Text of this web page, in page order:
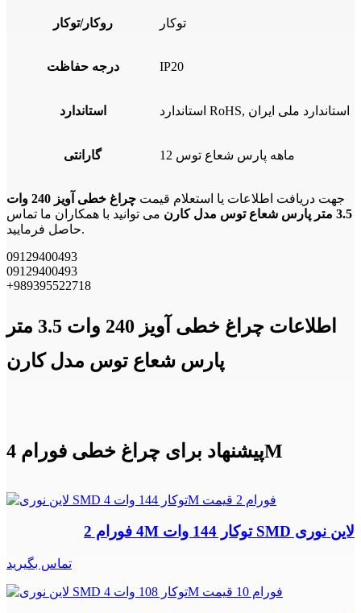
روکار/توکار توکار
درجه حفاظت IP20
استاندارد استاندارد RoHS, استاندارد ملی ایران
گارانتی 12 ماهه پارس شعاع توس
جهت دریافت اطلاعات یا استعلام قیمت
چراغ خطی آویز 240 وات
3.5 متر پارس شعاع توس مدل کارن
می توانید با همکاران ما تماس
حاصل فرمایید.
09129400493
09129400493
+989395522718
اطلاعات چراغ خطی آویز 240 وات 3.5 متر
پارس شعاع توس مدل کارن
پیشنهاد برای چراغ خطی فورام 4M
لاین نوری SMD توکار 144 وات 4M فورام 2
تماس بگیرید